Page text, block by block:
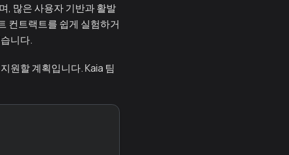
, 많은 사용자 기반과 활발
컨트랙트를 쉽게 실험하거
니다.
원할 계획입니다. Kaia 팀